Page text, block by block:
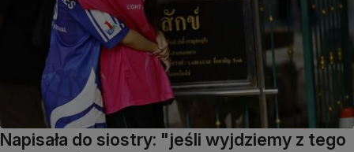
Napisała do siostry: "jeśli wyjdziemy z tego